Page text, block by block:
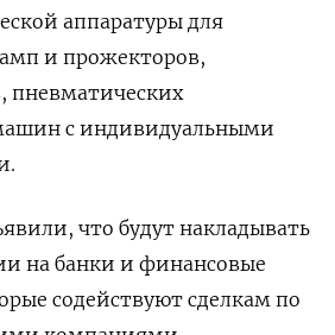
аппаратуры для
и прожекторов,
пневматических
с индивидуальными
что будут накладывать
на банки и финансовые
содействуют сделкам по